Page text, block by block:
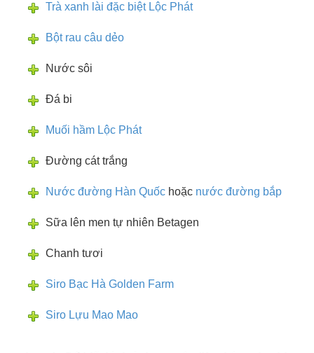
Trà xanh lài đặc biệt Lộc Phát
Bột rau câu dẻo
Nước sôi
Đá bi
Muối hầm Lộc Phát
Đường cát trắng
Nước đường Hàn Quốc hoặc nước đường bắp
Sữa lên men tự nhiên Betagen
Chanh tươi
Siro Bạc Hà Golden Farm
Siro Lựu Mao Mao